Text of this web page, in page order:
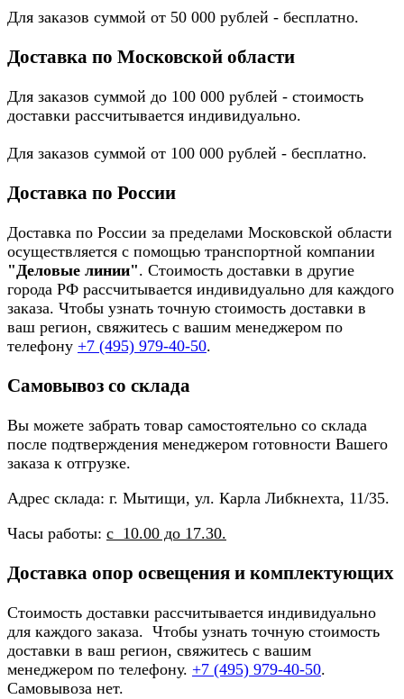
Для заказов суммой от 50 000 рублей - бесплатно.
Доставка по Московской области
Для заказов суммой до 100 000 рублей - стоимость
доставки рассчитывается индивидуально.
Для заказов суммой от 100 000 рублей - бесплатно.
Доставка по России
Доставка по России за пределами Московской области
осуществляется с помощью транспортной компании
"Деловые линии". Стоимость доставки в другие
города РФ рассчитывается индивидуально для каждого
заказа. Чтобы узнать точную стоимость доставки в
ваш регион, свяжитесь с вашим менеджером по
телефону +7 (495) 979-40-50.
Самовывоз со склада
Вы можете забрать товар самостоятельно со склада
после подтверждения менеджером готовности Вашего
заказа к отгрузке.
Адрес склада: г. Мытищи, ул. Карла Либкнехта, 11/35.
Часы работы: с 10.00 до 17.30.
Доставка опор освещения и комплектующих
Стоимость доставки рассчитывается индивидуально
для каждого заказа. Чтобы узнать точную стоимость
доставки в ваш регион, свяжитесь с вашим
менеджером по телефону. +7 (495) 979-40-50.
Самовывоза нет.